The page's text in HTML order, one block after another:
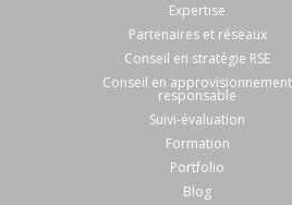
Expertise
Partenaires et réseaux
Conseil en stratégie RSE
Conseil en approvisionnement
responsable
Suivi-évaluation
Formation
Portfolio
Blog